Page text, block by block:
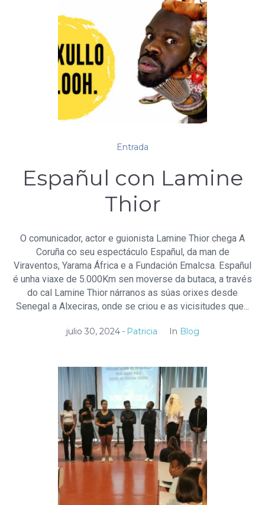
Entrada
Españul con Lamine
Thior
O comunicador, actor e guionista Lamine Thior chega A
Coruña co seu espectáculo Españul, da man de
Viraventos, Yarama África e a Fundación Emalcsa. Españul
é unha viaxe de 5.000Km sen moverse da butaca, a través
do cal Lamine Thior nárranos as súas orixes desde
Senegal a Alxeciras, onde se criou e as vicisitudes que...
julio 30, 2024 Patricia In Blog